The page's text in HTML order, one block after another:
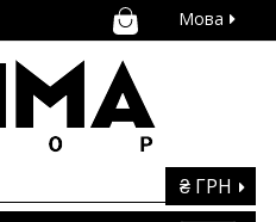
Мова
₴ ГРН